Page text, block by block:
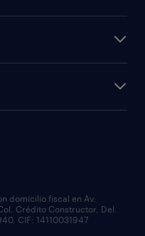
domicilio fiscal en Av.
Crédito Constructor, Del.
CIF: 14110031947